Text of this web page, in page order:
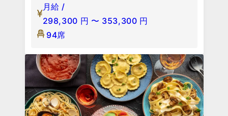
月給 /
298,300 円 〜 353,300 円
94席